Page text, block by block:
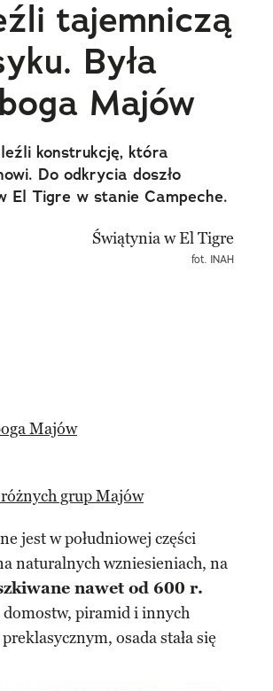
tajemniczą
Była
Majów
konstrukcję, która
Do odkrycia doszło
El Tigre w stanie Campeche.
fot. INAH
Majów
różnych grup Majów
jest w południowej części
naturalnych wzniesieniach, na
nawet od 600 r.
piramid i innych
osada stała się